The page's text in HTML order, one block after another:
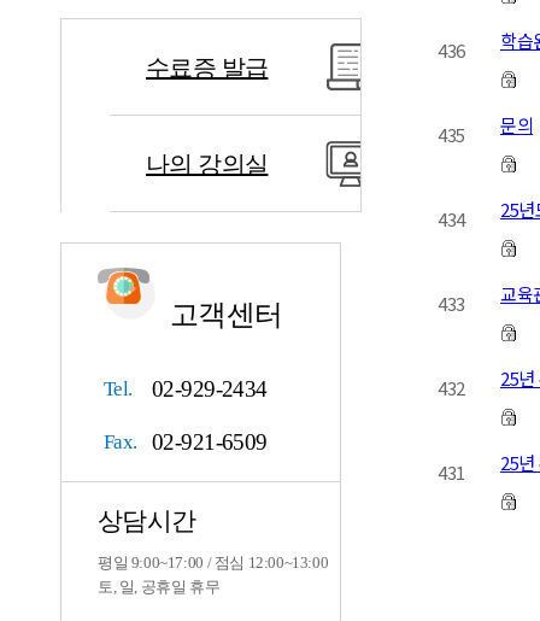
수료증 발급
나의 강의실
고객센터
Tel. 02-929-2434
Fax. 02-921-6509
상담시간
평일 9:00~17:00 / 점심 12:00~13:00
토, 일, 공휴일 휴무
436 학습
435 문의
434 25
433 교육
432 25
431 25